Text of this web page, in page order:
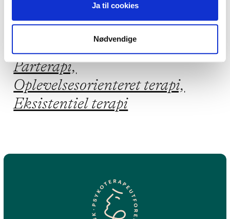
Ja til cookies
Nødvendige
Jeg praktiserer følgende
terapiformer
Emotionsfokuseret terapi,
Parterapi,
Oplevelsesorienteret terapi,
Eksistentiel terapi